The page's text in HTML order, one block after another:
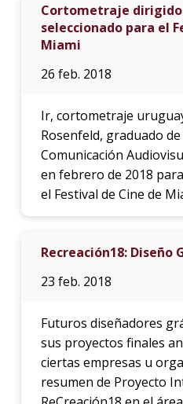
Cortometraje
seleccionado para el
Miami
26 feb. 2018
Ir, cortometraje
Rosenfeld, graduado
Comunicación
en febrero de 2018
el Festival de Cine de
Recreación18: Diseño
23 feb. 2018
Futuros diseñadores
sus proyectos finales
ciertas empresas u
resumen de Proyecto